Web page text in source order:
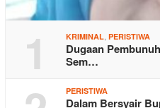
1 KRIMINAL PERISTIWA
Dugaan
Sem…
PERISTIWA
Dalam Bersyair